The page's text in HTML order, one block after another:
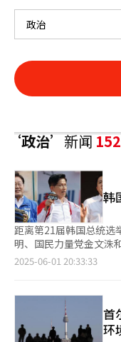
‘政治’新闻152
韩
距离第21届韩国总统选
明、国民力量党金文洙
刺。 在最大限度集结支持层、争取中间选民的基本战略下，炮轰
逆转局势。 李在明强调本次提前大选源于前总统尹锡悦发布紧急
戒严，自始至终喊出“
风导致支持层有所松懈
收调控房价”、“实现
2025-06-01 20:33:33
首
环